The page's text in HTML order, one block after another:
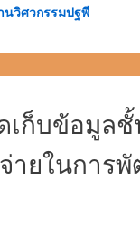
นวิศวกรรมปฐพี
เก็บข้อมูล
ายในกา